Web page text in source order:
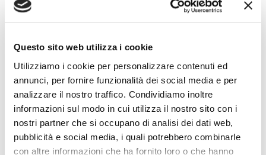
Questo sito web utilizza i cookie
Utilizziamo i cookie per personalizzare contenuti ed
annunci, per fornire funzionalità dei social media e per
analizzare il nostro traffico. Condividiamo inoltre
informazioni sul modo in cui utilizza il nostro sito con i
nostri partner che si occupano di analisi dei dati web,
pubblicità e social media, i quali potrebbero combinarle
con altre informazioni che ha fornito loro o che hanno
duplicare i dati contenuti nel computer aziendale.
aver utilizzato il pc aziendaleper uso personale
mediante sistematiche connessioni a internetdella
durata complessiva di 45 ore nell’arco di soli 2 mesi (Cass.
14862/2017).
Anche in questo caso i supremi giudici hanno ribadito